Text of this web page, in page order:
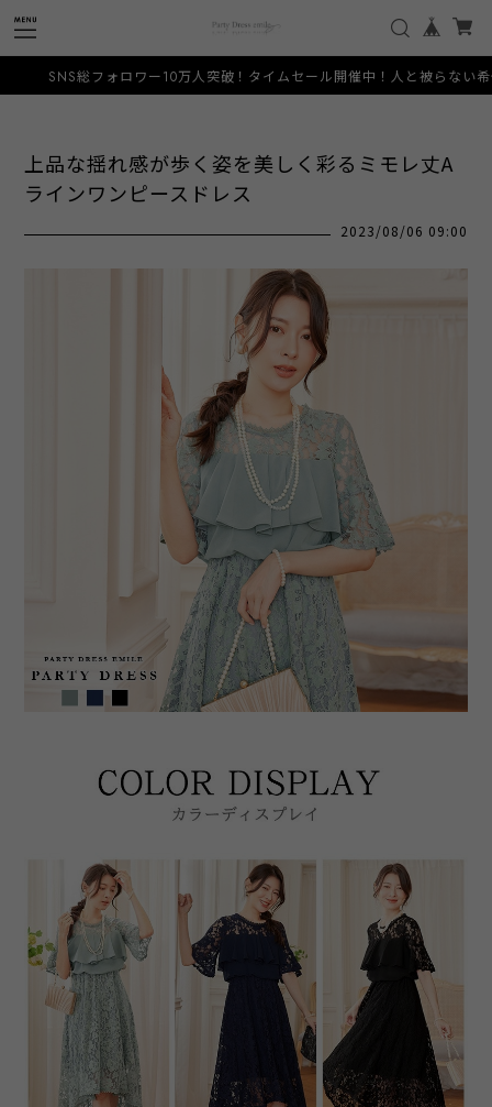
万人突破！タイムセール開催中！人と被らない希少なデザインをお手頃
上品な揺れ感が歩く姿を美しく彩るミモレ丈A
ラインワンピースドレス
2023/08/06 09:00